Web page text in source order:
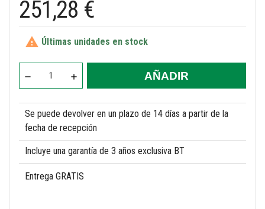
251,28 €
 Últimas unidades en stock
AÑADIR
Se puede devolver en un plazo de 14 días a partir de la
fecha de recepción
Incluye una garantía de 3 años exclusiva BT
Entrega GRATIS